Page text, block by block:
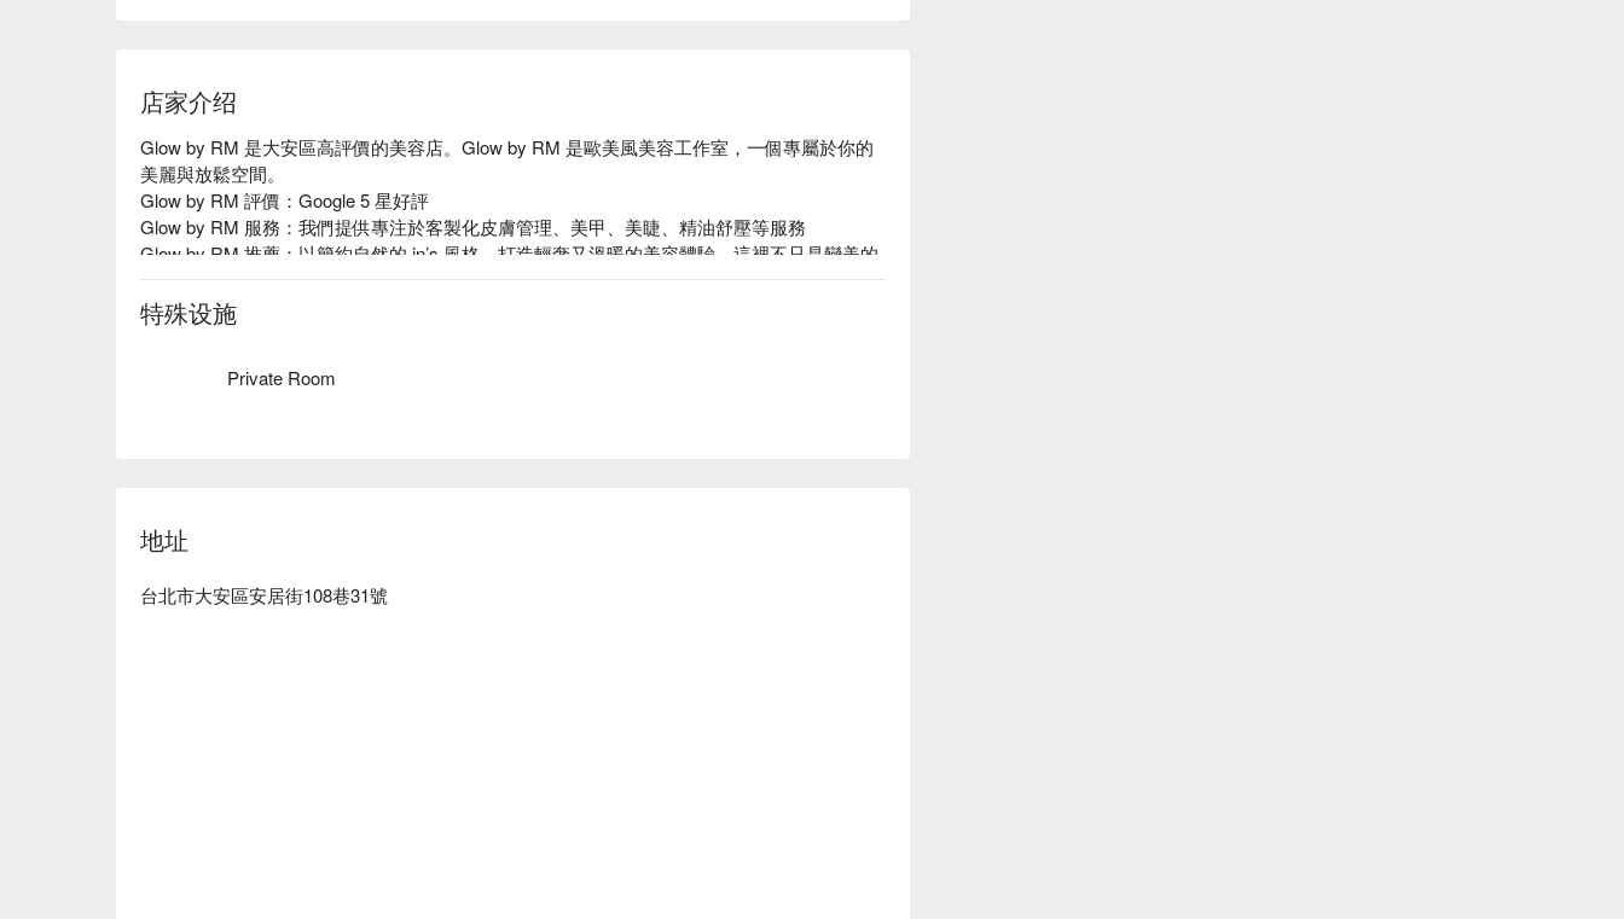
店家介绍
Glow by RM 是大安區高評價的美容店。Glow by RM 是歐美風美容工作室，一個專屬於你的
美麗與放鬆空間。
Glow by RM 評價：Google 5 星好評
Glow by RM 服務：我們提供專注於客製化皮膚管理、美甲、美睫、精油舒壓等服務
Glow by RM 推薦：以簡約自然的 in’s 風格，打造輕奢又溫暖的美容體驗。這裡不只是變美的
地方，更是讓你放鬆、享受片刻寧靜的避風港。我們的空間設計融合了小清新與美式氛圍，從
柔和的燈光、質感傢俱到精選的護理產品，每一處細節都為了讓你感受到高品質的服務與溫暖
的陪伴。
特殊设施
Private Room
地址
台北市大安區安居街108巷31號